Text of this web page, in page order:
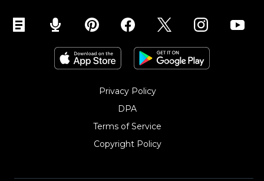
Privacy Policy
DPA
Terms of Service
Copyright Policy‎